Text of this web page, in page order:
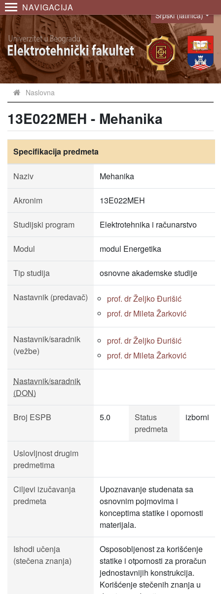
NAVIGACIJA
Language
Srpski (latinica)
Naslovna
13E022MEH - Mehanika
Specifikacija predmeta
Naziv Mehanika
Akronim 13E022MEH
Studijski program Elektrotehnika i računarstvo
Modul modul Energetika
Tip studija osnovne akademske studije
Nastavnik (predavač)
prof. dr Željko Đurišić
prof. dr Mileta Žarković
Nastavnik/saradnik
(vežbe)
prof. dr Željko Đurišić
prof. dr Mileta Žarković
Nastavnik/saradnik
(DON)
Broj ESPB 5.0
Status
predmeta
izborni
Uslovljnost drugim
predmetima
Ciljevi izučavanja
predmeta
Upoznavanje studenata sa
osnovnim pojmovima i
konceptima statike i opornosti
materijala.
Ishodi učenja
(stečena znanja)
Osposobljenost za korišćenje
statike i otpornosti za proračun
jednostavnijih konstrukcija.
Korišćenje stečenih znanja u